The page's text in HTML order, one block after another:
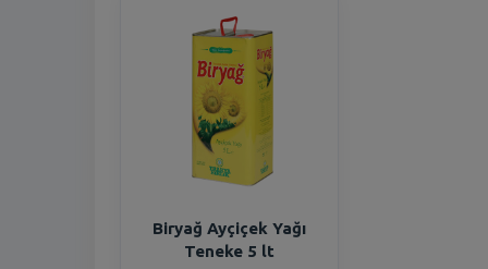
Biryağ Ayçiçek Yağı
Teneke 5 lt